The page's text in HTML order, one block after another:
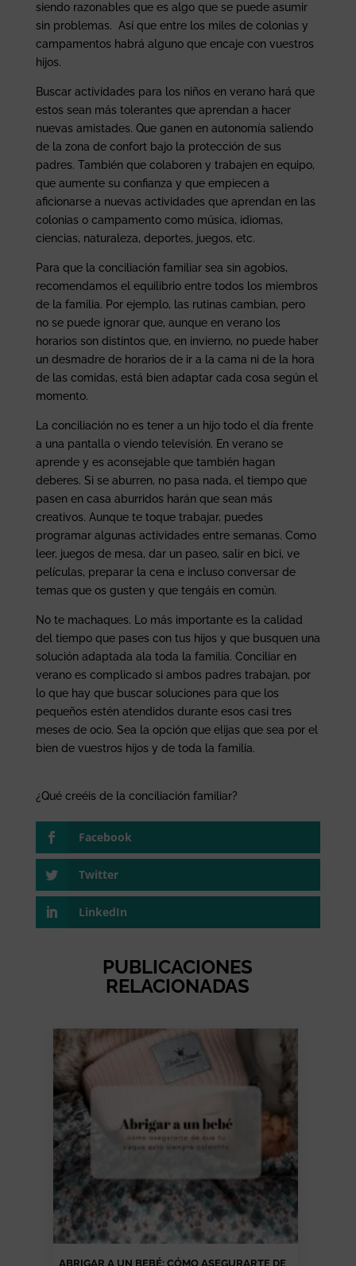
siendo razonables que es algo que se puede asumir
sin problemas. Así que entre los miles de colonias y
campamentos habrá alguno que encaje con vuestros
hijos.
Buscar actividades para los niños en verano hará que
estos sean más tolerantes que aprendan a hacer
nuevas amistades. Que ganen en autonomía saliendo
de la zona de confort bajo la protección de sus
padres. También que colaboren y trabajen en equipo,
que aumente su confianza y que empiecen a
aficionarse a nuevas actividades que aprendan en las
colonias o campamento como música, idiomas,
ciencias, naturaleza, deportes, juegos, etc.
Para que la conciliación familiar sea sin agobios,
recomendamos el equilibrio entre todos los miembros
de la familia. Por ejemplo, las rutinas cambian, pero
no se puede ignorar que, aunque en verano los
horarios son distintos que, en invierno, no puede haber
un desmadre de horarios de ir a la cama ni de la hora
de las comidas, está bien adaptar cada cosa según el
momento.
La conciliación no es tener a un hijo todo el día frente
a una pantalla o viendo televisión. En verano se
aprende y es aconsejable que también hagan
deberes. Si se aburren, no pasa nada, el tiempo que
pasen en casa aburridos harán que sean más
creativos. Aunque te toque trabajar, puedes
programar algunas actividades entre semanas. Como
leer, juegos de mesa, dar un paseo, salir en bici, ve
películas, preparar la cena e incluso conversar de
temas que os gusten y que tengáis en común.
No te machaques. Lo más importante es la calidad
del tiempo que pases con tus hijos y que busquen una
solución adaptada ala toda la familia. Conciliar en
verano es complicado si ambos padres trabajan, por
lo que hay que buscar soluciones para que los
pequeños estén atendidos durante esos casi tres
meses de ocio. Sea la opción que elijas que sea por el
bien de vuestros hijos y de toda la familia.
¿Qué creéis de la conciliación familiar?
Facebook
Twitter
LinkedIn
PUBLICACIONES
RELACIONADAS
ABRIGAR A UN BEBÉ: CÓMO ASEGURARTE DE